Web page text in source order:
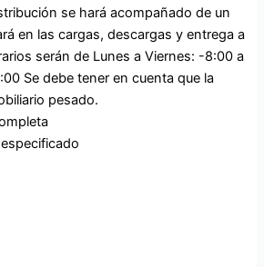
se hará acompañado de un
en las cargas, descargas y entrega a
serán de Lunes a Viernes: -8:00 a
Se debe tener en cuenta que la
pesado.